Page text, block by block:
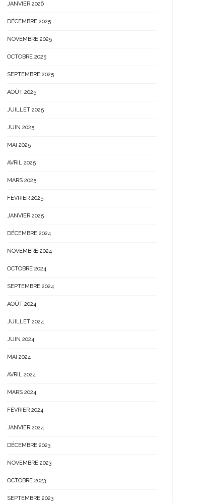
JANVIER 2026
DÉCEMBRE 2025
NOVEMBRE 2025
OCTOBRE 2025
SEPTEMBRE 2025
AOÛT 2025
JUILLET 2025
JUIN 2025
MAI 2025
AVRIL 2025
MARS 2025
FÉVRIER 2025
JANVIER 2025
DÉCEMBRE 2024
NOVEMBRE 2024
OCTOBRE 2024
SEPTEMBRE 2024
AOÛT 2024
JUILLET 2024
JUIN 2024
MAI 2024
AVRIL 2024
MARS 2024
FÉVRIER 2024
JANVIER 2024
DÉCEMBRE 2023
NOVEMBRE 2023
OCTOBRE 2023
SEPTEMBRE 2023